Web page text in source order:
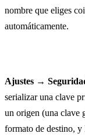
nombre que eliges
automáticamente.
Ajustes →
serializar una clave
un origen (una clave
formato de destino, y